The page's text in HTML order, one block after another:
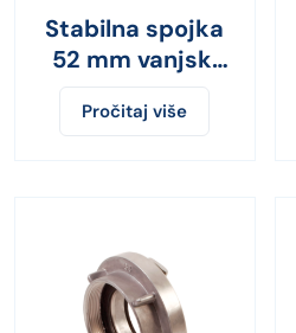
Stabilna spojka
52 mm vanjski
navoj
Pročitaj više